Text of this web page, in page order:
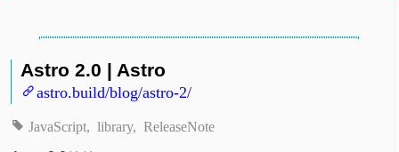
Astro 2.0 | Astro
astro.build/blog/astro-2/
JavaScript library ReleaseNote